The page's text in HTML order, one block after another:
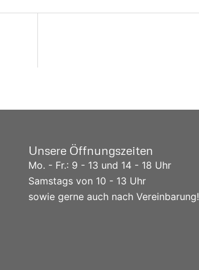
Unsere Öffnungszeiten
Mo. - Fr.: 9 - 13 und 14 - 18 Uhr
Samstags von 10 - 13 Uhr
sowie gerne auch nach Vereinbarung!